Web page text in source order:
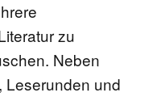
zu
Neben
Leserunden und